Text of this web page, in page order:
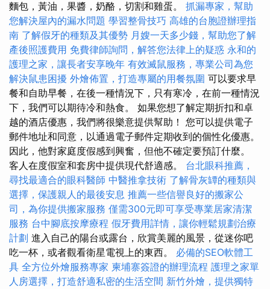
麵包，黃油，果醬，奶酪，切割和雞蛋。 抓漏專家，幫助
您解決屋內的漏水問題 學習整骨技巧 高雄的台胞證辦理指
南 了解假牙的種類及其優勢 月嫂一天多少錢，幫助您了解
產後照護費用 免費律師詢問，解答您法律上的疑惑 永和的
護理之家，讓長者安享晚年 有效滅鼠服務，專業公司為您
解決鼠患困擾 外燴佈置，打造專屬的用餐氛圍 可以要求早
餐和自助早餐，在後一種情況下，只有寒冷，在前一種情況
下，我們可以期待冷和熱食。 如果您想了解定期折扣和卓
越的酒店優惠，我們將很樂意提供幫助！ 您可以提供電子
郵件地址和同意，以通過電子郵件定期收到的個性化優惠。
因此，他對家庭度假感到興奮，但他不確定要預訂什麼。
客人在度假室和套房中提供現代舒適感。 台北眼科推薦，
尋找最適合的眼科醫師 中醫推拿技術 了解骨灰罈的種類與
選擇，保護親人的最後安息 推薦一些信譽良好的搬家公
司，為你提供搬家服務 僅需300元即可享受專業居家清潔
服務 台中腳底按摩療程 假牙費用詳情，讓你輕鬆規劃治療
計劃 進入自己的陽台或露台，欣賞美麗的風景，從迷你吧
吃一杯，或者觀看衛星電視上的東西。 必備的SEO軟體工
具 全方位外燴服務專家 柬埔寨簽證的辦理流程 護理之家單
人房選擇，打造舒適私密的生活空間 新竹外燴，提供獨特